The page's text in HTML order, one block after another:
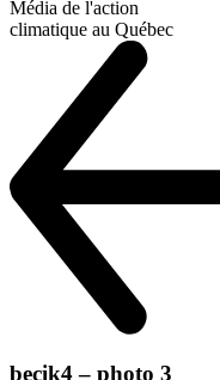
Média de l'action
climatique au Québec
becik4 – photo 3